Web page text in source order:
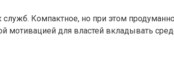
Компактное, но при этом
мотивацией для властей вкладывать